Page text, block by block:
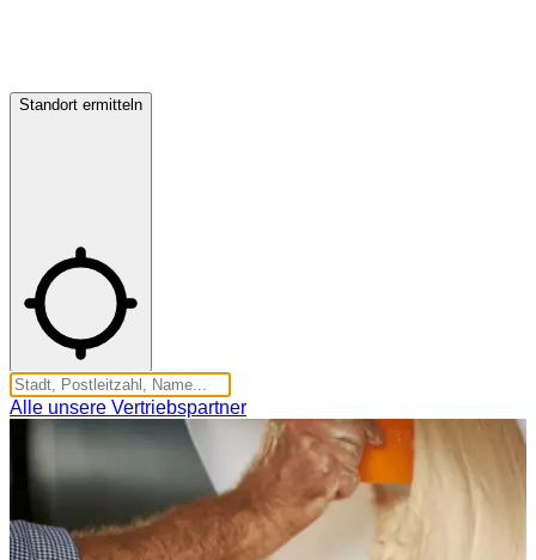
Standort ermitteln
Alle unsere Vertriebspartner